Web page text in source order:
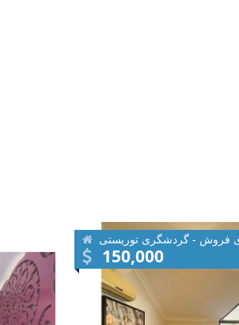
فروش - گردشگری توریستی
150,000